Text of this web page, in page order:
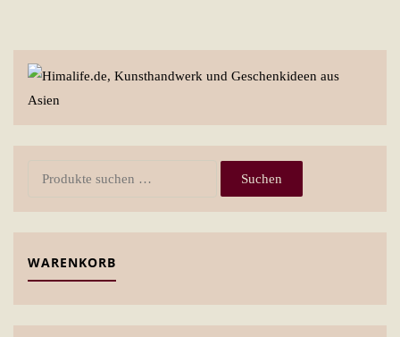
Suchen
Suchen
WARENKORB